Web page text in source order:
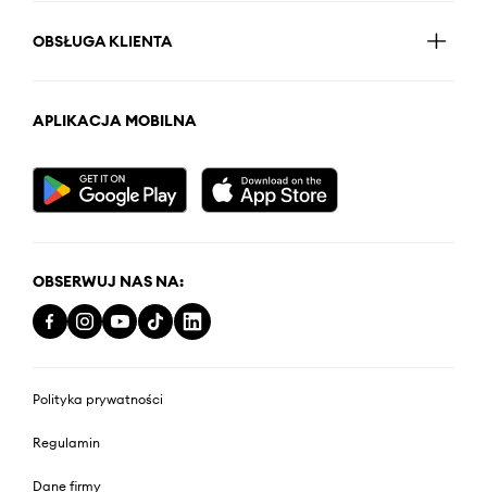
OBSŁUGA KLIENTA
APLIKACJA MOBILNA
OBSERWUJ NAS NA:
Polityka prywatności
Regulamin
Dane firmy